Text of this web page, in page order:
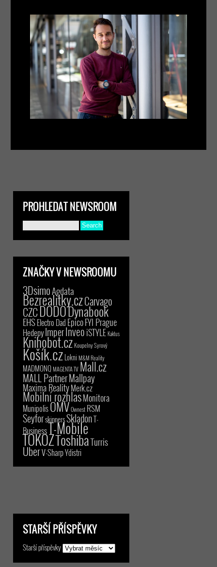
PROHLEDAT NEWSROOM
ZNAČKY V NEWSROOMU
3DsimoAgdata
Bezrealitky.czCarvago
CZCDODODynabook
EHSElectro Dad EpicoFYI Prague
HedepyImperInveoiSTYLE Kaktus
Knihobot.czKoupelny Syrový
Košík.czLokni M&M Reality
MADMONQMAGENTA TV Mall.cz
MALL PartnerMallpay
Maxima RealityMerk.cz
Mobilní rozhlasMonitora
MunipolisOMVOwnest RSM
SeyforskinnersSkladonT-
BusinessT-Mobile
TOKOZToshibaTurris
UberV-SharpYdistri
STARŠÍ PŘÍSPĚVKY
Starší příspěvky